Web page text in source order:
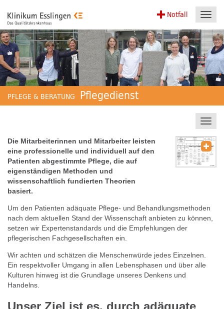
Notfall
PFLEGE & BERATUNG Pflegedienst
Die Mitarbeiterinnen und Mitarbeiter leisten
eine professionelle und individuell auf den
Patienten abgestimmte Pflege, die auf
eigenständigen Methoden und
wissenschaftlich fundierten Theorien
basiert.
Um den Patienten adäquate Pflege- und Behandlungsmethoden
nach dem aktuellen Stand der Wissenschaft anbieten zu können,
setzen wir Expertenstandards und die Empfehlungen der
pflegerischen Fachgesellschaften ein.
Wir achten und schätzen die Menschenwürde jedes Einzelnen.
Ein respektvoller Umgang in allen Lebensphasen und über alle
Kulturen hinweg ist die Grundlage unseres Denkens und
Handelns.
Unser Ziel ist es, durch adäquate